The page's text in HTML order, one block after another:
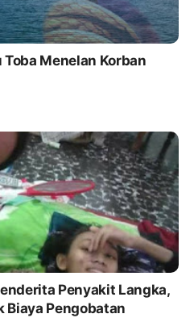
Toba Menelan Korban
Penyakit Langka,
Biaya Pengobatan